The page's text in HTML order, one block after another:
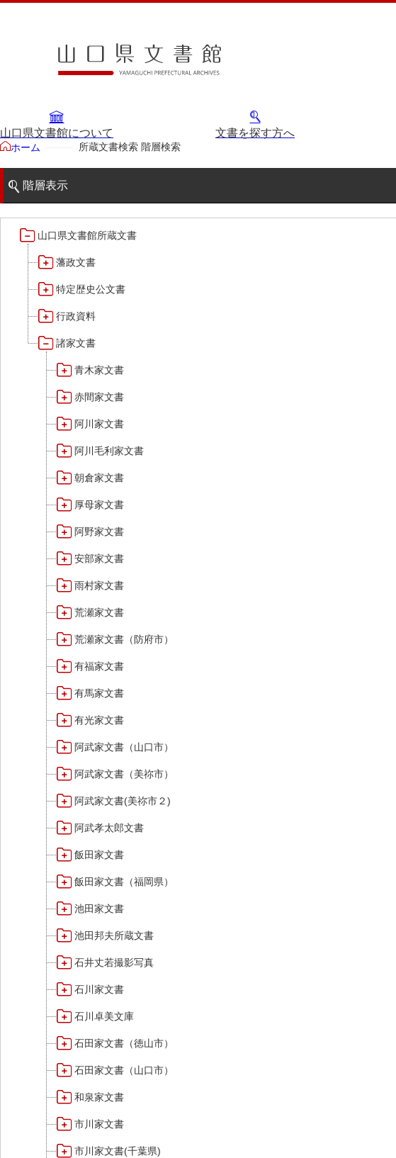
山口県文書館について 文書を探す方へ
ホーム 所蔵文書検索 階層検索
階層表示
山口県文書館所蔵文書
藩政文書
特定歴史公文書
行政資料
諸家文書
青木家文書
赤間家文書
阿川家文書
阿川毛利家文書
朝倉家文書
厚母家文書
阿野家文書
安部家文書
雨村家文書
荒瀬家文書
荒瀬家文書（防府市）
有福家文書
有馬家文書
有光家文書
阿武家文書（山口市）
阿武家文書（美祢市）
阿武家文書(美祢市２)
阿武孝太郎文書
飯田家文書
飯田家文書（福岡県）
池田家文書
池田邦夫所蔵文書
石井丈若撮影写真
石川家文書
石川卓美文庫
石田家文書（徳山市）
石田家文書（山口市）
和泉家文書
市川家文書
市川家文書(千葉県)